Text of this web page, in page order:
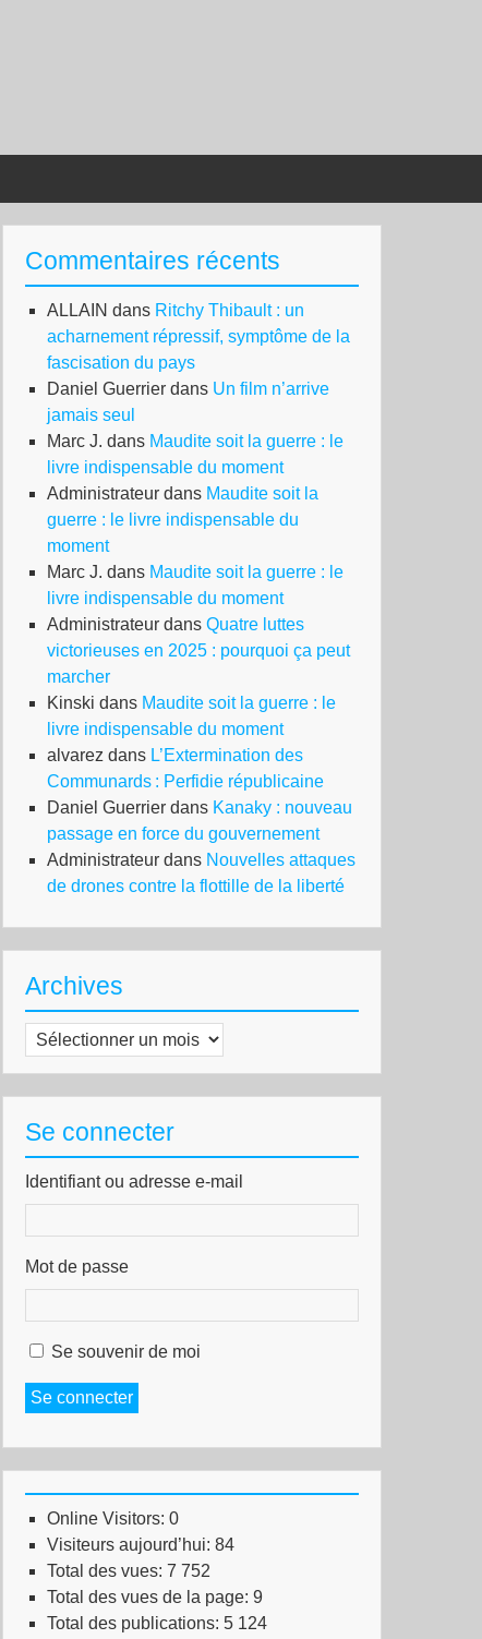
Commentaires récents
ALLAIN dans Ritchy Thibault : un
acharnement répressif, symptôme de la
fascisation du pays
Daniel Guerrier dans Un film n’arrive
jamais seul
Marc J. dans Maudite soit la guerre : le
livre indispensable du moment
Administrateur dans Maudite soit la
guerre : le livre indispensable du
moment
Marc J. dans Maudite soit la guerre : le
livre indispensable du moment
Administrateur dans Quatre luttes
victorieuses en 2025 : pourquoi ça peut
marcher
Kinski dans Maudite soit la guerre : le
livre indispensable du moment
alvarez dans L’Extermination des
Communards : Perfidie républicaine
Daniel Guerrier dans Kanaky : nouveau
passage en force du gouvernement
Administrateur dans Nouvelles attaques
de drones contre la flottille de la liberté
Archives
Archives
Se connecter
Identifiant ou adresse e-mail
Mot de passe
Se souvenir de moi
Se connecter
Online Visitors: 0
Visiteurs aujourd’hui: 84
Total des vues: 7 752
Total des vues de la page: 9
Total des publications: 5 124